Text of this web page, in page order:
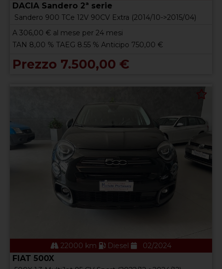
DACIA Sandero 2ª serie
Sandero 900 TCe 12V 90CV Extra (2014/10->2015/04)
A 306,00 € al mese per 24 mesi
TAN 8,00 % TAEG 8.55 % Anticipo 750,00 €
Prezzo 7.500,00 €
22000 km Diesel 02/2024
FIAT 500X